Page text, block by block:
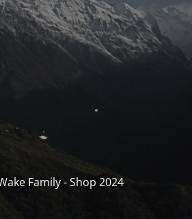
Family - Shop 2024